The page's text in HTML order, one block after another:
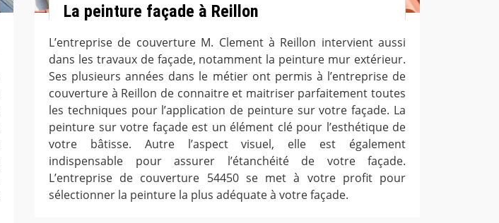
La peinture façade à Reillon
L’entreprise de couverture M. Clement à Reillon intervient aussi
dans les travaux de façade, notamment la peinture mur extérieur.
Ses plusieurs années dans le métier ont permis à l’entreprise de
couverture à Reillon de connaitre et maitriser parfaitement toutes
les techniques pour l’application de peinture sur votre façade. La
peinture sur votre façade est un élément clé pour l’esthétique de
votre bâtisse. Autre l’aspect visuel, elle est également
indispensable pour assurer l’étanchéité de votre façade.
L’entreprise de couverture 54450 se met à votre profit pour
sélectionner la peinture la plus adéquate à votre façade.